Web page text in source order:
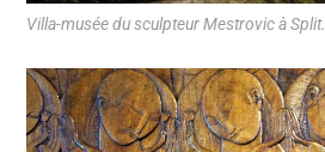
Villa-musée du sculpteur Mestrovic à Split.